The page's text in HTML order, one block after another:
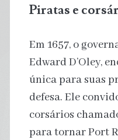
Piratas e
Em 1657, o
Edward D’Oley,
única para suas
defesa. Ele
corsários
para tornar Port